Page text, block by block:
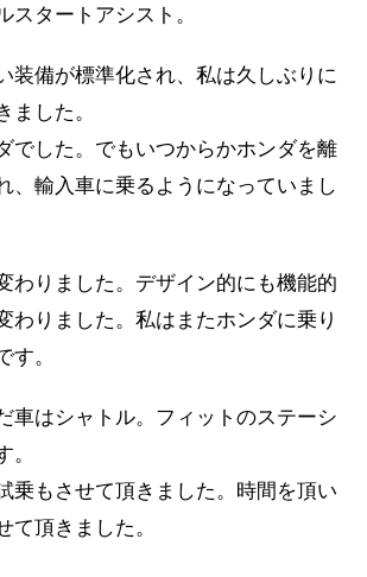
スタートアシスト。
装備が標準化され、私は久しぶりに
ました。
でした。でもいつからかホンダを離
、輸入車に乗るようになっていまし
わりました。デザイン的にも機能的
わりました。私はまたホンダに乗り
す。
車はシャトル。フィットのステーシ
。
乗もさせて頂きました。時間を頂い
て頂きました。